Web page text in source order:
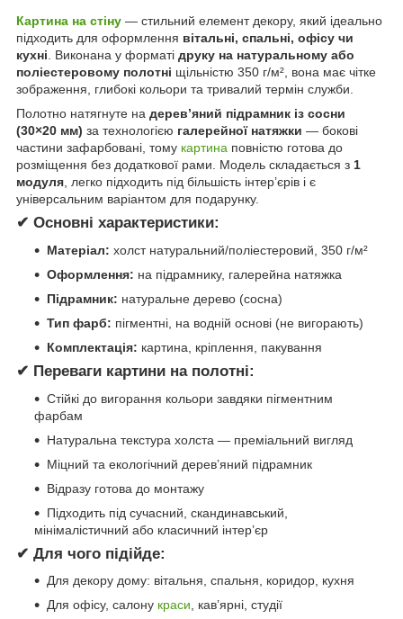
Картина на стіну — стильний елемент декору, який ідеально
підходить для оформлення вітальні, спальні, офісу чи
кухні . Виконана у форматі друку на натуральному або
поліестеровому полотні щільністю 350 г/м², вона має чітке
зображення, глибокі кольори та тривалий термін служби.
Полотно натягнуте на дерев’яний підрамник із сосни
(30×20 мм) за технологією галерейної натяжки — бокові
частини зафарбовані, тому картина повністю готова до
розміщення без додаткової рами. Модель складається з 1
модуля , легко підходить під більшість інтер’єрів і є
універсальним варіантом для подарунку.
✔ Основні характеристики:
Матеріал: холст натуральний/поліестеровий, 350 г/м²
Оформлення: на підрамнику, галерейна натяжка
Підрамник: натуральне дерево (сосна)
Тип фарб: пігментні, на водній основі (не вигорають)
Комплектація: картина, кріплення, пакування
✔ Переваги картини на полотні:
Стійкі до вигорання кольори завдяки пігментним
фарбам
Натуральна текстура холста — преміальний вигляд
Міцний та екологічний дерев’яний підрамник
Відразу готова до монтажу
Підходить під сучасний, скандинавський,
мінімалістичний або класичний інтер’єр
✔ Для чого підійде:
Для декору дому: вітальня, спальня, коридор, кухня
Для офісу, салону краси, кав’ярні, студії